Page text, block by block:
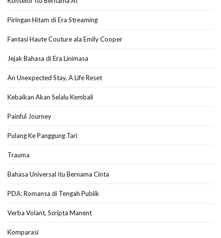
Piringan Hitam di Era Streaming
Fantasi Haute Couture ala Emily Cooper
Jejak Bahasa di Era Linimasa
An Unexpected Stay, A Life Reset
Kebaikan Akan Selalu Kembali
Painful Journey
Pulang Ke Panggung Tari
Trauma
Bahasa Universal itu Bernama Cinta
PDA: Romansa di Tengah Publik
Verba Volant, Scripta Manent
Komparasi